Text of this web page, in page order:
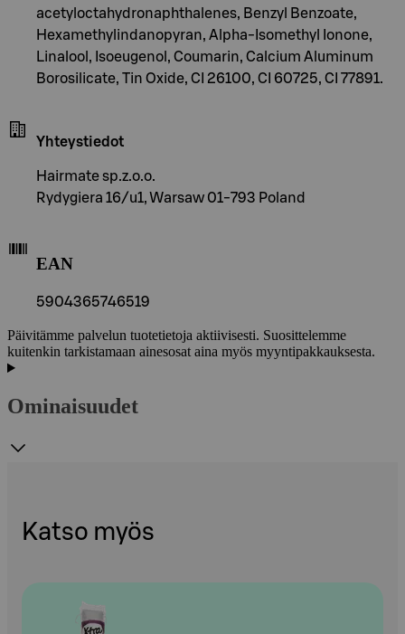
acetyloctahydronaphthalenes, Benzyl Benzoate,
Hexamethylindanopyran, Alpha-Isomethyl Ionone,
Linalool, Isoeugenol, Coumarin, Calcium Aluminum
Borosilicate, Tin Oxide, CI 26100, CI 60725, CI 77891.
Yhteystiedot
Hairmate sp.z.o.o.
Rydygiera 16/u1, Warsaw 01-793 Poland
EAN
5904365746519
Päivitämme palvelun tuotetietoja aktiivisesti. Suosittelemme
kuitenkin tarkistamaan ainesosat aina myös myyntipakkauksesta.
Ominaisuudet
Katso myös